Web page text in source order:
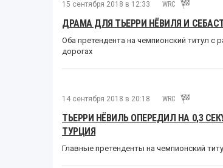
15 сентября 2018 в 12:33 WRC
ДРАМА ДЛЯ ТЬЕРРИ НЁВИЛЯ И
Оба претендента на чемпионский титул с
дорогах
14 сентября 2018 в 20:18 WRC
ТЬЕРРИ НЁВИЛЬ ОПЕРЕДИЛ НА 0,3
ТУРЦИЯ
Главные претенденты на чемпионский